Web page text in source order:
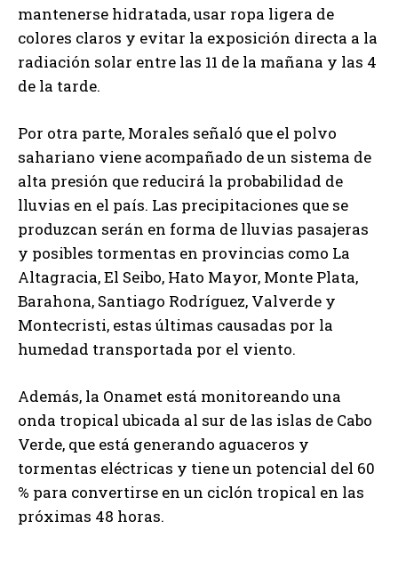
mantenerse hidratada, usar ropa ligera de
colores claros y evitar la exposición directa a la
radiación solar entre las 11 de la mañana y las 4
de la tarde.
Por otra parte, Morales señaló que el polvo
sahariano viene acompañado de un sistema de
alta presión que reducirá la probabilidad de
lluvias en el país. Las precipitaciones que se
produzcan serán en forma de lluvias pasajeras
y posibles tormentas en provincias como La
Altagracia, El Seibo, Hato Mayor, Monte Plata,
Barahona, Santiago Rodríguez, Valverde y
Montecristi, estas últimas causadas por la
humedad transportada por el viento.
Además, la Onamet está monitoreando una
onda tropical ubicada al sur de las islas de Cabo
Verde, que está generando aguaceros y
tormentas eléctricas y tiene un potencial del 60
% para convertirse en un ciclón tropical en las
próximas 48 horas.